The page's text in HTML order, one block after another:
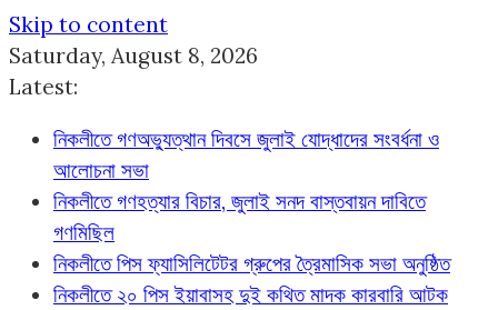
Skip to content
Saturday, August 8, 2026
Latest:
নিকলীতে গণঅভ্যুত্থান দিবসে জুলাই যোদ্ধাদের সংবর্ধনা ও
আলোচনা সভা
নিকলীতে গণহত্যার বিচার, জুলাই সনদ বাস্তবায়ন দাবিতে
গণমিছিল
নিকলীতে পিস ফ্যাসিলিটেটর গ্রুপের ত্রৈমাসিক সভা অনুষ্ঠিত
নিকলীতে ২০ পিস ইয়াবাসহ দুই কথিত মাদক কারবারি আটক